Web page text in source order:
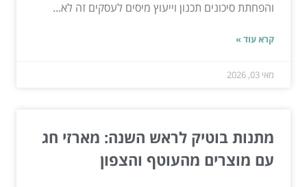
והפחתת סיכונים תכנון וייעוץ מיסים לעסקים זה לא...
קרא עוד »
מאי 03, 2026
מתנות בוטיק לראש השנה: מארזי חג
עם מוצרים מהעוטף והצפון